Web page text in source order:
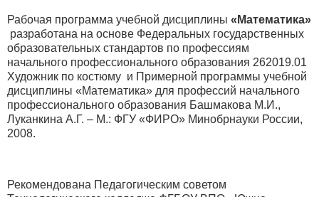
Рабочая программа учебной дисциплины «Математика»
разработана на основе Федеральных государственных
образовательных стандартов по профессиям
начального профессионального образования 262019.01
Художник по костюму и Примерной программы учебной
дисциплины «Математика» для профессий начального
профессионального образования Башмакова М.И.,
Луканкина А.Г. – М.: ФГУ «ФИРО» Минобрнауки России,
2008.
Рекомендована Педагогическим советом